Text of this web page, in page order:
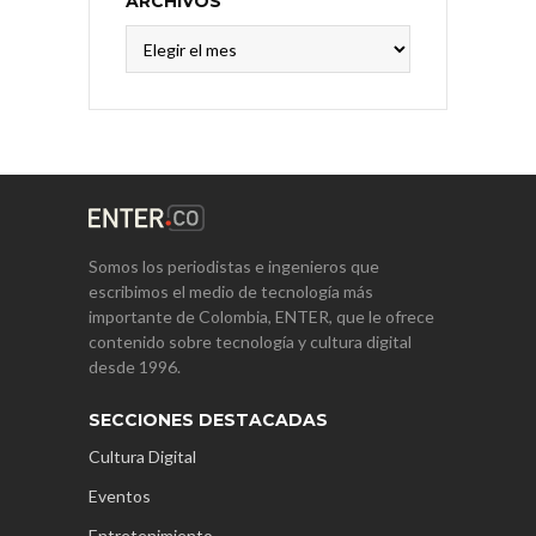
Somos los periodistas e ingenieros que
escribimos el medio de tecnología más
importante de Colombia, ENTER, que le ofrece
contenido sobre tecnología y cultura digital
desde 1996.
SECCIONES DESTACADAS
Cultura Digital
Eventos